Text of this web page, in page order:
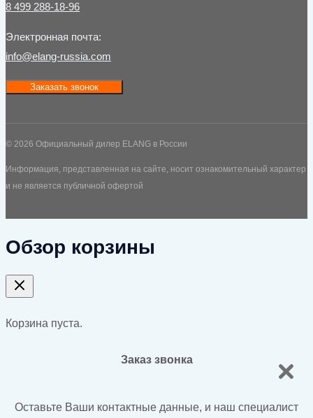
8 499 288-18-96
Электронная почта:
info@elang-russia.com
Заказать звонок
© 2026 Официальный дилер ELANG в России
Информация, представленная на сайте, носит ознакомительный характер
и не является публичной офертой
Обзор корзины
Корзина пуста.
Заказ звонка
Оставьте Ваши контактные данные, и наш специалист